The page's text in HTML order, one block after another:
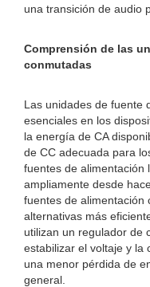
una transición de audio
Comprensión de las
conmutadas
Las unidades de fuente
esenciales en los
la energía de CA
de CC adecuada para
fuentes de alimentación
ampliamente desde
fuentes de alimentación
alternativas más
utilizan un regulador de
estabilizar el voltaje y la
una menor pérdida de
general.